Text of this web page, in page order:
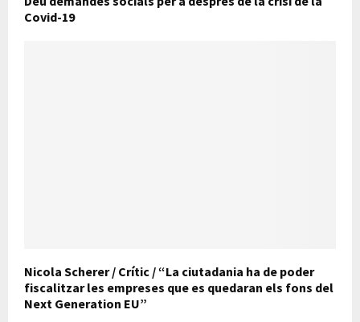
Covid-19
Nicola Scherer / Crític / “La ciutadania ha de poder
fiscalitzar les empreses que es quedaran els fons del
Next Generation EU”